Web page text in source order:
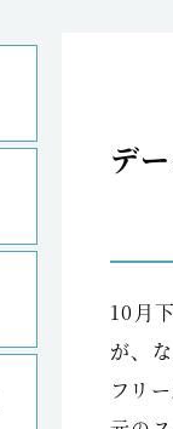
デ
10月
が、
フリ